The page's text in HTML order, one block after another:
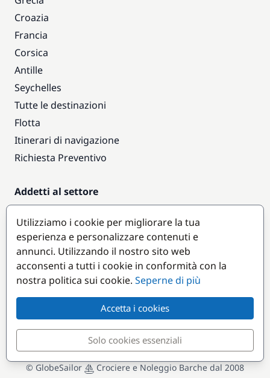
Croazia
Francia
Corsica
Antille
Seychelles
Tutte le destinazioni
Flotta
Itinerari di navigazione
Richiesta Preventivo
Addetti al settore
Accesso armatori
Diventare partner
Destinazioni popolari
© GlobeSailor Crociere e Noleggio Barche dal 2008
Utilizziamo i cookie per migliorare la tua
esperienza e personalizzare contenuti e
annunci. Utilizzando il nostro sito web
acconsenti a tutti i cookie in conformità con la
nostra politica sui cookie. Seperne di più
Accetta i cookies
Solo cookies essenziali